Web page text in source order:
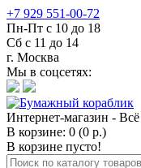
+7 929 551-00-72
Пн-Пт с 10 до 18
Сб с 11 до 14
г. Москва
Мы в соцсетях:
Интернет-магазин -
В корзине: 0 (0 р.)
В корзине пусто!